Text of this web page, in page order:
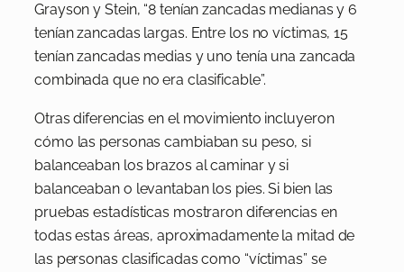
Grayson y Stein, “8 tenían zancadas medianas y 6
tenían zancadas largas. Entre los no víctimas, 15
tenían zancadas medias y uno tenía una zancada
combinada que no era clasificable”.
Otras diferencias en el movimiento incluyeron
cómo las personas cambiaban su peso, si
balanceaban los brazos al caminar y si
balanceaban o levantaban los pies. Si bien las
pruebas estadísticas mostraron diferencias en
todas estas áreas, aproximadamente la mitad de
las personas clasificadas como “víctimas” se